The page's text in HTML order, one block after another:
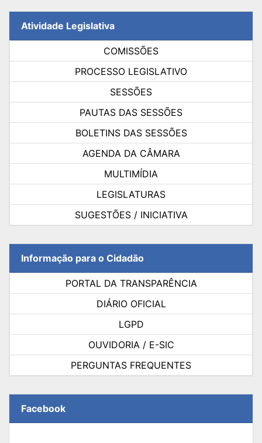
Atividade Legislativa
COMISSÕES
PROCESSO LEGISLATIVO
SESSÕES
PAUTAS DAS SESSÕES
BOLETINS DAS SESSÕES
AGENDA DA CÂMARA
MULTIMÍDIA
LEGISLATURAS
SUGESTÕES / INICIATIVA
Informação para o Cidadão
PORTAL DA TRANSPARÊNCIA
DIÁRIO OFICIAL
LGPD
OUVIDORIA / E-SIC
PERGUNTAS FREQUENTES
Facebook